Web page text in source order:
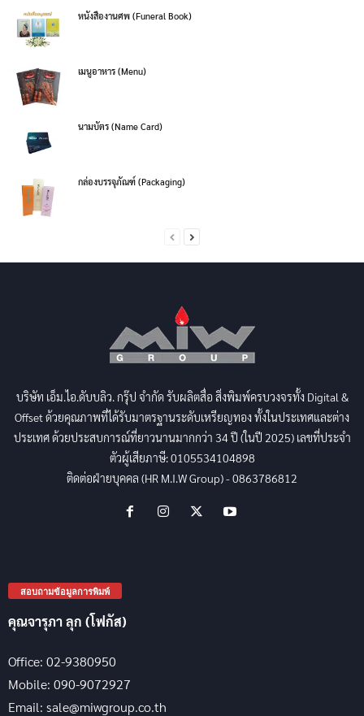
หนังสืองานศพ (Funeral Book)
เมนูอาหาร (Menu)
นามบัตร (Name Card)
กล่องบรรจุภัณฑ์ (Packaging)
บริษัท เอ็ม.ไอ.ดับบลิว. กรุ๊ป จำกัด รับผลิตสื่อ สิ่งพิมพ์ครบวงจรทั้ง Digital &
Offset ด้วยคุณภาพที่ได้รับมาตรฐานระดับเหรียญทอง ทั้งในประเทศและต่าง
ประเทศ ด้วยประสบการณ์ที่ยาวนานมากกว่า 34 ปี (ในปี 2025) เลขที่ประจำ
ตัวผู้เสียภาษี: 0105534104898
ติดต่อฝ่ายบุคคล (HR M.I.W Group) - 0863786812
สอบถามข้อมูลการพิมพ์
คุณจารุภา ลุก (โฟกัส)
Office: 02-9380950
Mobile: 090-9072927
Email: sale@miwgroup.co.th